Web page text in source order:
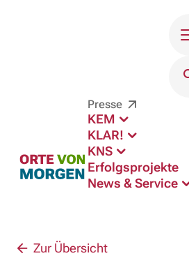
Presse
KEM
KLAR!
KNS
Erfolgsprojekte
News & Service
Zur Übersicht